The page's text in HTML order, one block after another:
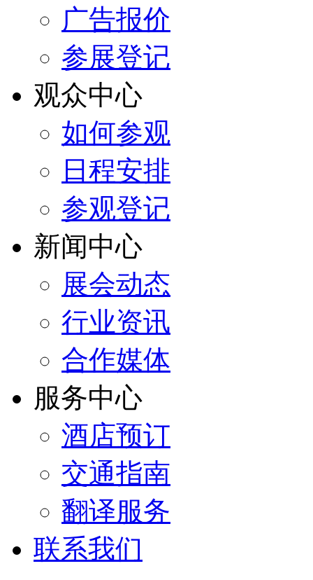
广告报价
参展登记
观众中心
如何参观
日程安排
参观登记
新闻中心
展会动态
行业资讯
合作媒体
服务中心
酒店预订
交通指南
翻译服务
联系我们